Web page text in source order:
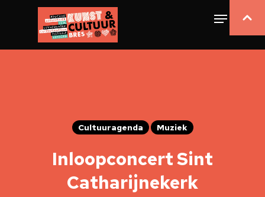
Cultuuragenda Muziek
Inloopconcert Sint
Catharijnekerk